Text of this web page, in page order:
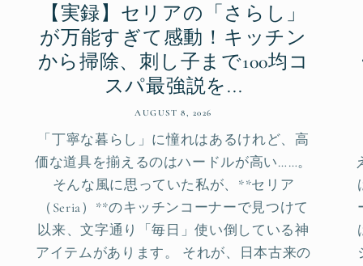
【実録】セリアの「さらし」
が万能すぎて感動！キッチン
から掃除、刺し子まで100均コ
スパ最強説を...
AUGUST 8, 2026
「丁寧な暮らし」に憧れはあるけれど、高
価な道具を揃えるのはハードルが高い……。
そんな風に思っていた私が、**セリア
（Seria）**のキッチンコーナーで見つけて
以来、文字通り「毎日」使い倒している神
アイテムがあります。 それが、日本古来の